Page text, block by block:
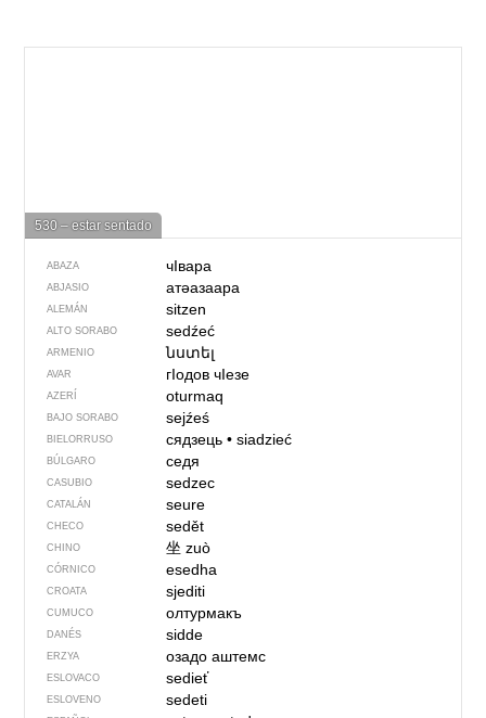
530 – estar sentado
ABAZA чIвара
ABJASIO атәазаара
ALEMÁN sitzen
ALTO SORABO sedźeć
ARMENIO նստել
AVAR гIодов чIезе
AZERÍ oturmaq
BAJO SORABO sejźeś
BIELORRUSO сядзець• siadzieć
BÚLGARO седя
CASUBIO sedzec
CATALÁN seure
CHECO sedět
CHINO 坐zuò
CÓRNICO esedha
CROATA sjediti
CUMUCO олтурмакъ
DANÉS sidde
ERZYA озадо аштемс
ESLOVACO sedieť
ESLOVENO sedeti